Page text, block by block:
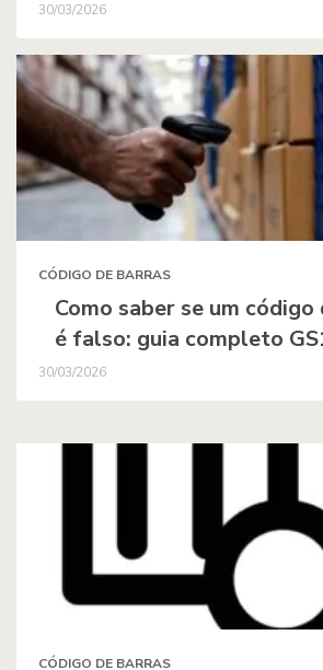
30/03/2026
CÓDIGO DE BARRAS
Como saber se um código
é falso: guia completo
30/03/2026
CÓDIGO DE BARRAS